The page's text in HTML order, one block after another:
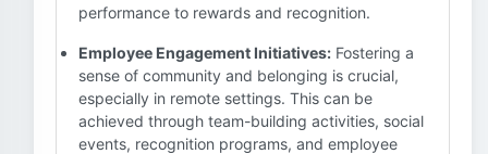
performance to rewards and recognition.
Employee Engagement Initiatives: Fostering a
sense of community and belonging is crucial,
especially in remote settings. This can be
achieved through team-building activities, social
events, recognition programs, and employee